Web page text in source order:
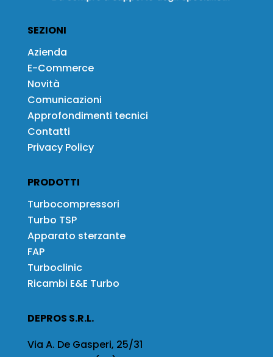
SEZIONI
Azienda
E-Commerce
Novità
Comunicazioni
Approfondimenti tecnici
Contatti
Privacy Policy
PRODOTTI
Turbocompressori
Turbo TSP
Apparato sterzante
FAP
Turboclinic
Ricambi E&E Turbo
DEPROS S.R.L.
Via A. De Gasperi, 25/31